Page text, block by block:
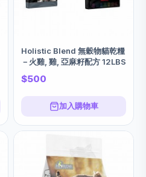
Holistic Blend 無穀物貓乾糧
－火雞, 雞, 亞麻籽配方 12LBS
$500
加入購物車